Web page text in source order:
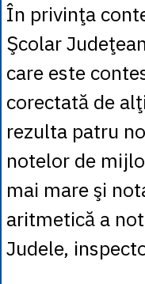
În privinţa
Şcolar
care este
corectată de
rezulta patru
notelor de
mai mare şi
aritmetică a
Judele,